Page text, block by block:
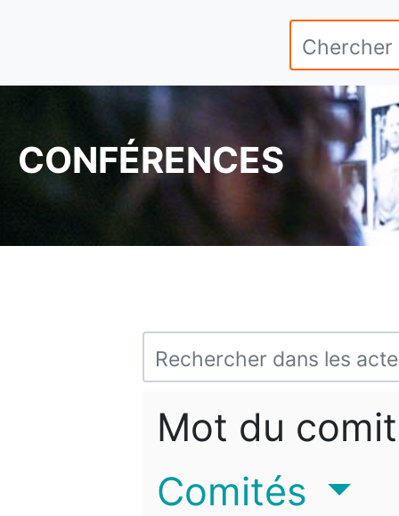
CONFÉRENCES
Mot du
Comités